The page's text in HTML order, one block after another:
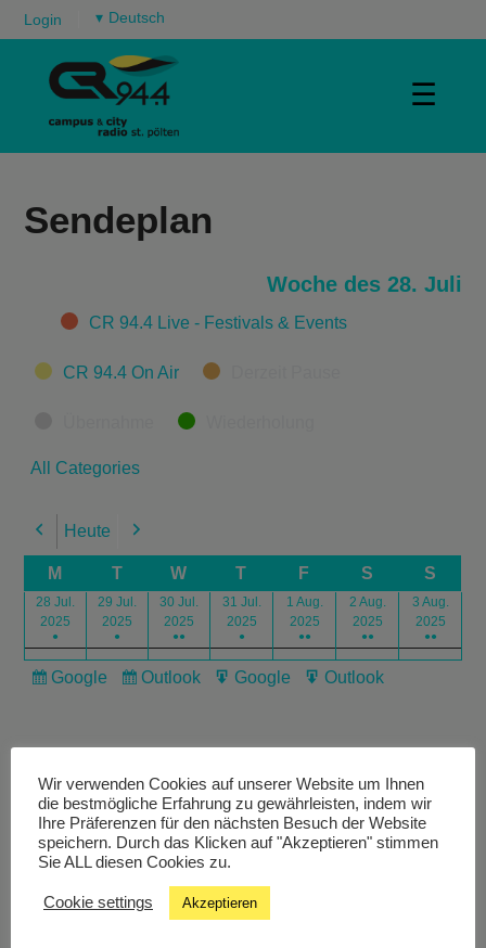
Login ▾
☰
Sendeplan
Woche des 28. Juli
CategoriesCR 94.4 Live - Festivals & Events
CR 94.4 On Air
All Categories
Previous
Heute Next
M T W T F S S
28 Jul.
2025
●
29 Jul.
2025
●
30 Jul.
2025
●●
31 Jul.
2025
●
1 Aug.
2025
●●
2 Aug.
2025
●●
3 Aug.
2025
●●
Subscribe
Google
Subscribe
Outlook
Export
Google
Export
Outlook
Livestream
Studiochat
Wir verwenden Cookies auf unserer Website um Ihnen
die bestmögliche Erfahrung zu gewährleisten, indem wir
Ihre Präferenzen für den nächsten Besuch der Website
speichern. Durch das Klicken auf "Akzeptieren" stimmen
Sie ALL diesen Cookies zu.
Cookie settings Akzeptieren